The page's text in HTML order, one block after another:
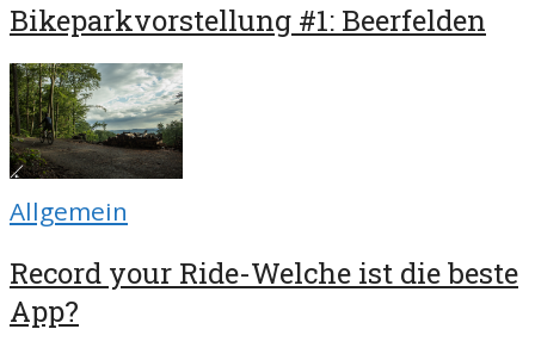
Bikeparkvorstellung #1: Beerfelden
Allgemein
Record your Ride-Welche ist die beste
App?